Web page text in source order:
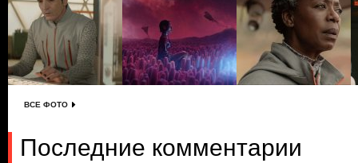
ВСЕ ФОТО
Последние комментарии